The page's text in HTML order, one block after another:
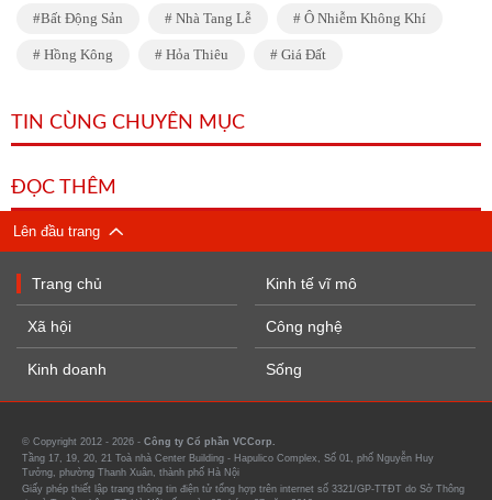
Bất Động Sản Nhà Tang Lễ Ô Nhiễm Không Khí
Hồng Kông Hỏa Thiêu Giá Đất
TIN CÙNG CHUYÊN MỤC
ĐỌC THÊM
Lên đầu trang
Trang chủ
Xã hội
Kinh doanh
Kinh tế vĩ mô
Công nghệ
Sống
© Copyright 2012 - 2026 - Công ty Cổ phần VCCorp.
Tầng 17, 19, 20, 21 Toà nhà Center Building - Hapulico Complex, Số 01, phố Nguyễn Huy
Tưởng, phường Thanh Xuân, thành phố Hà Nội
Giấy phép thiết lập trang thông tin điện tử tổng hợp trên internet số 3321/GP-TTĐT do Sở Thông